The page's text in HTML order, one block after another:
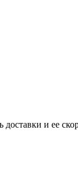
и ее